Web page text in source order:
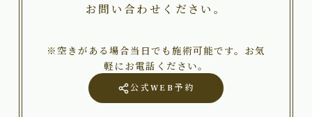
お問い合わせください。
※空きがある場合当日でも施術可能です。お気
軽にお電話ください。
公式WEB予約